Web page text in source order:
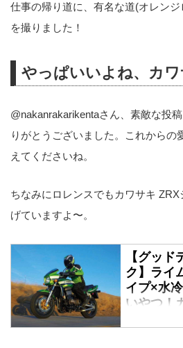
仕事の帰り道に、有名な道(オレン
を撮りました！
やっぱいいよね、カワ
@nakanrakarikentaさん、素敵な投
りがとうございました。これからの
えてくださいね。
ちなみにロレンスでもカワサキ
げていますよ〜。
【グッ
ク】ライ
イプ×水
いやつ！